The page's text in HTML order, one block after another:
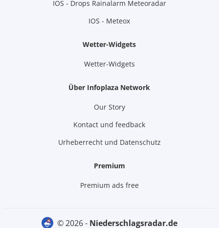
IOS - Drops Rainalarm Meteoradar
IOS - Meteox
Wetter-Widgets
Wetter-Widgets
Über Infoplaza Network
Our Story
Kontact und feedback
Urheberrecht und Datenschutz
Premium
Premium ads free
© 2026 - niederschlagsradar.de